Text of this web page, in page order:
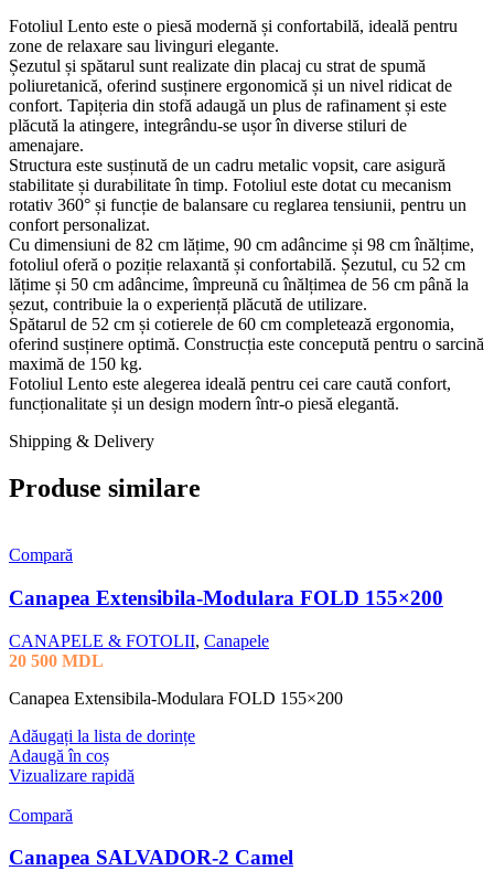
Fotoliul Lento este o piesă modernă și confortabilă, ideală pentru
zone de relaxare sau livinguri elegante.
Șezutul și spătarul sunt realizate din placaj cu strat de spumă
poliuretanică, oferind susținere ergonomică și un nivel ridicat de
confort. Tapițeria din stofă adaugă un plus de rafinament și este
plăcută la atingere, integrându-se ușor în diverse stiluri de
amenajare.
Structura este susținută de un cadru metalic vopsit, care asigură
stabilitate și durabilitate în timp. Fotoliul este dotat cu mecanism
rotativ 360° și funcție de balansare cu reglarea tensiunii, pentru un
confort personalizat.
Cu dimensiuni de 82 cm lățime, 90 cm adâncime și 98 cm înălțime,
fotoliul oferă o poziție relaxantă și confortabilă. Șezutul, cu 52 cm
lățime și 50 cm adâncime, împreună cu înălțimea de 56 cm până la
șezut, contribuie la o experiență plăcută de utilizare.
Spătarul de 52 cm și cotierele de 60 cm completează ergonomia,
oferind susținere optimă. Construcția este concepută pentru o sarcină
maximă de 150 kg.
Fotoliul Lento este alegerea ideală pentru cei care caută confort,
funcționalitate și un design modern într-o piesă elegantă.
Shipping & Delivery
Produse similare
Compară
Canapea Extensibila-Modulara FOLD 155×200
CANAPELE & FOTOLII, Canapele
20 500 MDL
Canapea Extensibila-Modulara FOLD 155×200
Adăugați la lista de dorințe
Adaugă în coș
Vizualizare rapidă
Compară
Canapea SALVADOR-2 Camel